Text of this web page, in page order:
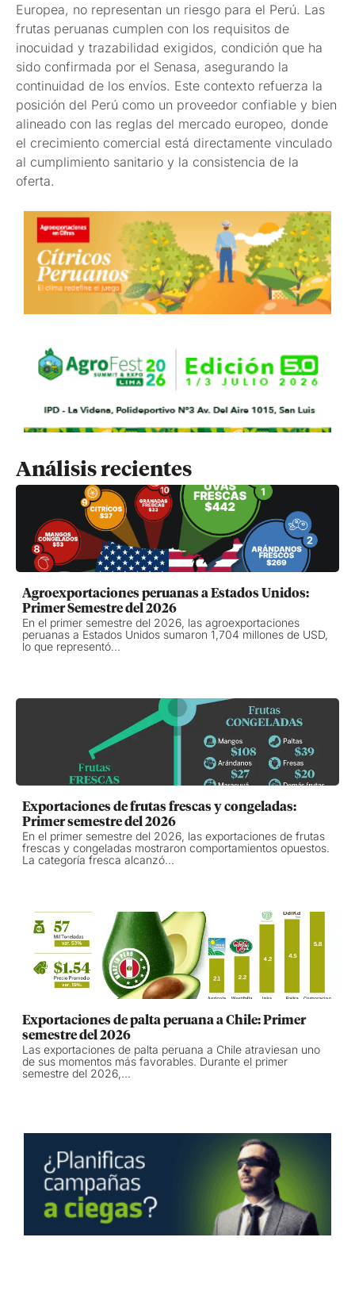
Europea, no representan un riesgo para el Perú. Las
frutas peruanas cumplen con los requisitos de
inocuidad y trazabilidad exigidos, condición que ha
sido confirmada por el Senasa, asegurando la
continuidad de los envíos. Este contexto refuerza la
posición del Perú como un proveedor confiable y bien
alineado con las reglas del mercado europeo, donde
el crecimiento comercial está directamente vinculado
al cumplimiento sanitario y la consistencia de la
oferta.
Análisis recientes
Agroexportaciones peruanas a Estados Unidos:
Primer Semestre del 2026
En el primer semestre del 2026, las agroexportaciones
peruanas a Estados Unidos sumaron 1,704 millones de USD,
lo que representó...
Exportaciones de frutas frescas y congeladas:
Primer semestre del 2026
En el primer semestre del 2026, las exportaciones de frutas
frescas y congeladas mostraron comportamientos opuestos.
La categoría fresca alcanzó...
Exportaciones de palta peruana a Chile: Primer
semestre del 2026
Las exportaciones de palta peruana a Chile atraviesan uno
de sus momentos más favorables. Durante el primer
semestre del 2026,...